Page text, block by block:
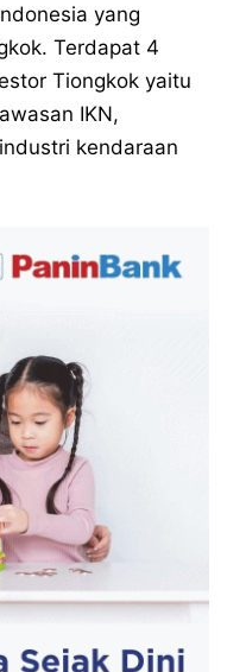
yang
Terdapat 4
Tiongkok yaitu
IKN,
kendaraan